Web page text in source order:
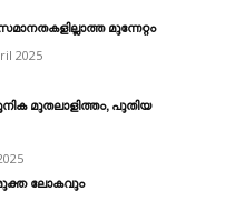
മുന്നേറ്റം
2025
മുതലാളിത്തം, പുതിയ
ലോകവും